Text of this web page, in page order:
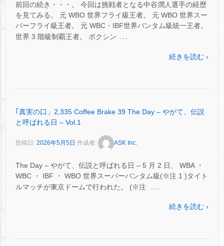
前回の続き・・・。 今回は挑戦者となる中谷潤人選手の経歴
を見てみる。 元 WBO 世界フライ級王者。 元 WBO 世界スー
パーフライ級王者。 元 WBC・IBF世界バンタム級統一王者。
世界 3 階級制覇王者。 ボクシン …
続きを読む ›
｢真実の口」2,335 Coffee Brake 39 The Day – やがて、伝説
と呼ばれる日 – Vol.1
投稿日: 2026年5月5日 作成者: ASK Inc.
The Day – やがて、伝説と呼ばれる日 – 5 月 2 日、 WBA ・
WBC ・ IBF ・ WBO 世界スーパーバンタム級(※注 1 )タイト
ルマッチが東京ドームで行われた。 (※注
…
続きを読む ›